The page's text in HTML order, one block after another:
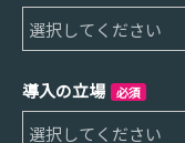
導入の立場 必須